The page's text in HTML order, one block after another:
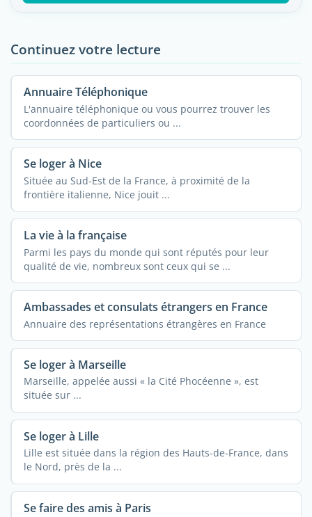
Continuez votre lecture
Annuaire Téléphonique
L'annuaire téléphonique ou vous pourrez trouver les
coordonnées de particuliers ou ...
Se loger à Nice
Située au Sud-Est de la France, à proximité de la
frontière italienne, Nice jouit ...
La vie à la française
Parmi les pays du monde qui sont réputés pour leur
qualité de vie, nombreux sont ceux qui se ...
Ambassades et consulats étrangers en France
Annuaire des représentations étrangères en France
Se loger à Marseille
Marseille, appelée aussi « la Cité Phocéenne », est
située sur ...
Se loger à Lille
Lille est située dans la région des Hauts-de-France, dans
le Nord, près de la ...
Se faire des amis à Paris